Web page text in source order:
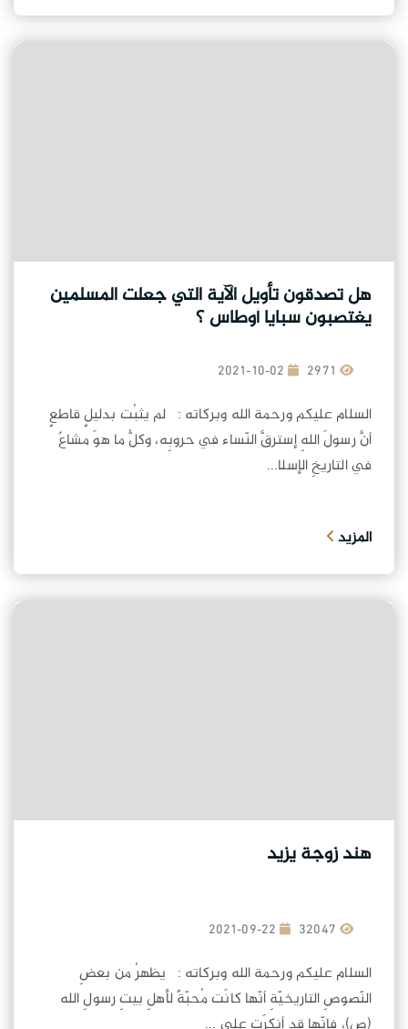
هل تصدقون تأويل الآية التي جعلت المسلمين
يغتصبون سبايا أوطاس ؟
2021-10-02
السلام عليكم ورحمة الله وبركاته : لم يثبُت بدليلٍ قاطعٍ
أنَّ رسولَ اللهِ إسترقَّ النّساء في حروبِه، وكلُّ ما هوَ مشاعٌ
في التاريخِ الإسلا...
المزيد
هند زوجة يزيد
2021-09-22
السلام عليكم ورحمة الله وبركاته : يظهرُ من بعضِ
النّصوصِ التاريخيّةِ أنّها كانَت مُحبّةً لأهلِ بيتِ رسولِ الله